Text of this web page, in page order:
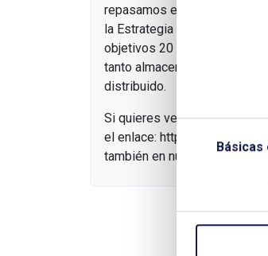
repasamos el marco
la Estrategia de
objetivos 20 GW en 2030 y 30
tanto almacenamiento a gran
distribuido.
Si quieres ver la jornada
el enlace: https://youtu.be/
también en nuestro canal